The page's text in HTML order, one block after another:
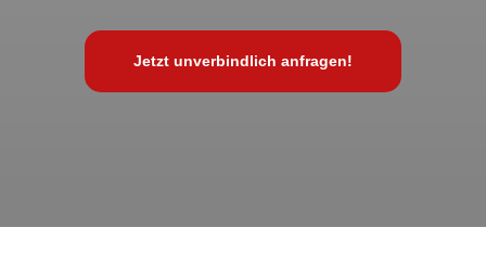
Jetzt unverbindlich anfragen!